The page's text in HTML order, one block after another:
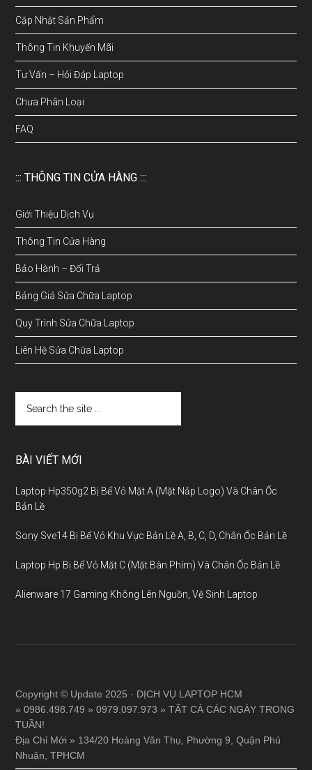
Cập Nhật Sản Phẩm
Thông Tin Khuyến Mãi
Tư Vấn – Hỏi Đáp Laptop
Chưa Phân Loại
FAQ
::: THÔNG TIN CỬA HÀNG :::
Giới Thiệu Dịch Vụ
Thông Tin Cửa Hàng
Bảo Hành – Đổi Trả
Bảng Giá Sửa Chữa Laptop
Quy Trình Sửa Chữa Laptop
Liên Hệ Sửa Chữa Laptop
BÀI VIẾT MỚI
Laptop Hp350g2 Bị Bể Vỏ Mặt A (Mặt Nắp Logo) Và Chân Ốc
Bản Lề
Sony Sve14 Bị Bể Vỏ Khu Vực Bản Lề A, B, C, D, Chân Ốc Bản Lề
Laptop Hp Bị Bể Vỏ Mặt C (Mặt Bàn Phím) Và Chân Ốc Bản Lề
Alienware 17 Gaming Không Lên Nguồn, Vệ Sinh Laptop
Copyright © Update 2025 · DỊCH VỤ LAPTOP HCM
» 0986.498.749 » 0979.097.973 » TẤT CẢ CÁC NGÀY TRONG
TUẦN!
Địa Chỉ Mới » 134/20 Hoàng Văn Thụ, Phường 9, Quận Phú
Nhuận, TPHCM